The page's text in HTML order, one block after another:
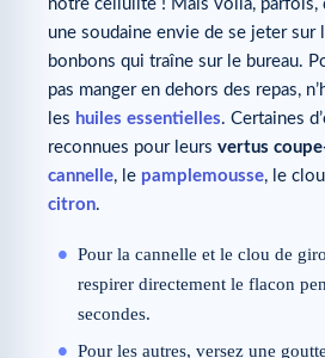
notre cellulite ! Mais voilà, parfois,
une soudaine envie de se jeter sur
bonbons qui traîne sur le bureau.
pas manger en dehors des repas,
les huiles essentielles. Certaines
reconnues pour leurs vertus
cannelle, le pamplemousse, le
citron.
Pour la cannelle et le clou de
respirer directement le flacon
secondes.
Pour les autres, versez une